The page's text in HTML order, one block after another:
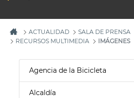
ACTUALIDAD
SALA DE PRENSA
RECURSOS MULTIMEDIA
IMÁGENES
Agencia de la Bicicleta
Alcaldía